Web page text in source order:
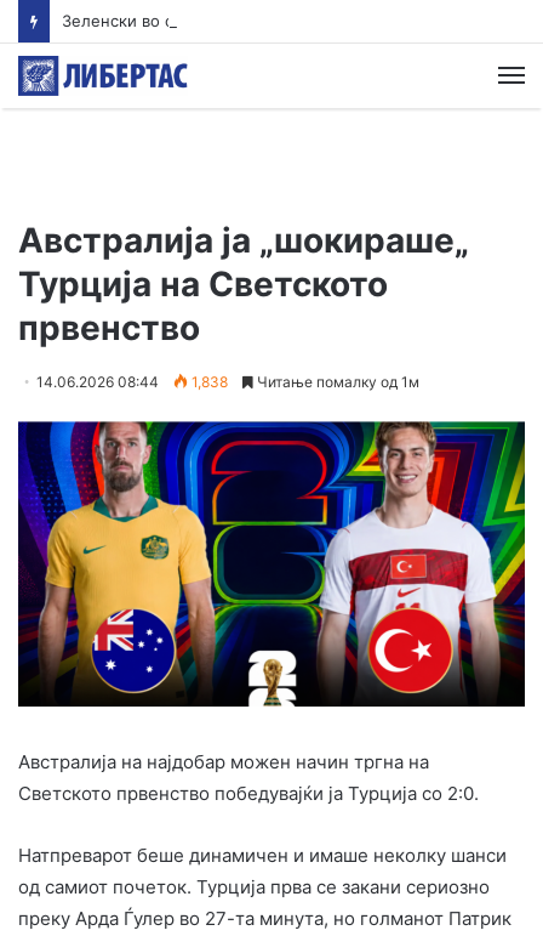
Зеленски во сабота доаѓа во Белград
Австралија ја „шокираше„
Турција на Светското
првенство
14.06.2026 08:44 1,838 Читање помалку од 1м
Австралија на најдобар можен начин тргна на
Светското првенство победувајќи ја Турција со 2:0.
Натпреварот беше динамичен и имаше неколку шанси
од самиот почеток. Турција прва се закани сериозно
преку Арда Ѓулер во 27-та минута, но голманот Патрик